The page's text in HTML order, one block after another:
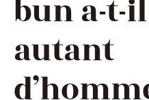
bun a-t-
autant